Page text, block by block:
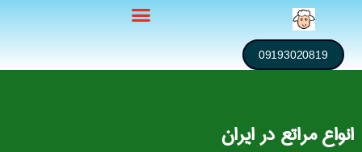
09193020819
انواع مراتع در ایران